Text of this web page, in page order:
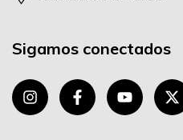
Sigamos conectados